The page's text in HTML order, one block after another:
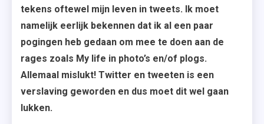
tekens oftewel mijn leven in tweets. Ik moet
namelijk eerlijk bekennen dat ik al een paar
pogingen heb gedaan om mee te doen aan de
rages zoals My life in photo’s en/of plogs.
Allemaal mislukt! Twitter en tweeten is een
verslaving geworden en dus moet dit wel gaan
lukken.